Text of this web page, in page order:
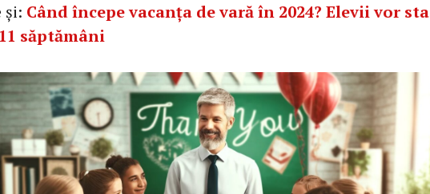
și: Când începe vacanța de vară în 2024? Elevii vor sta
săptămâni